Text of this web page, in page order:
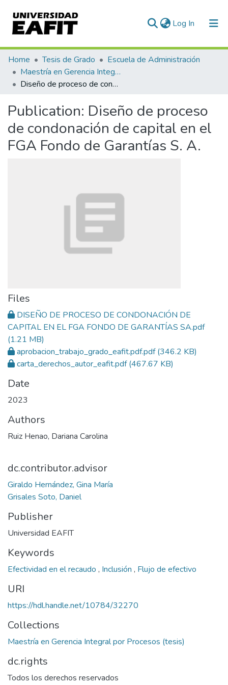
Log In (current)
Communities & Collections
All of DSpace
Home Tesis de Grado
Escuela de Administración
Maestría en Gerencia Integral por Procesos (tesis)
Diseño de proceso de condonación de capital en el FGA Fondo de Garantías S. A.
Publication: Diseño de proceso
de condonación de capital en el
FGA Fondo de Garantías S. A.
Files
DISEÑO DE PROCESO DE CONDONACIÓN DE
CAPITAL EN EL FGA FONDO DE GARANTÍAS SA.pdf
(1.21 MB)
aprobacion_trabajo_grado_eafit.pdf.pdf(346.2 KB)
carta_derechos_autor_eafit.pdf(467.67 KB)
Date
2023
Authors
Ruiz Henao, Dariana Carolina
dc.contributor.advisor
Giraldo Hernández, Gina María
Grisales Soto, Daniel
Publisher
Universidad EAFIT
Keywords
Efectividad en el recaudo , Inclusión , Flujo de efectivo
URI
https://hdl.handle.net/10784/32270
Collections
Maestría en Gerencia Integral por Procesos (tesis)
dc.rights
Todos los derechos reservados